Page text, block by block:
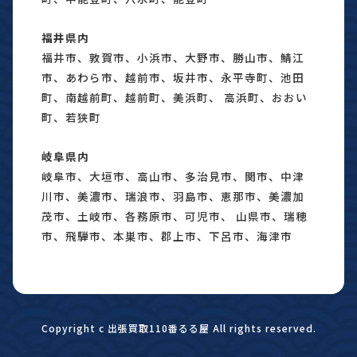
福井県内
福井市、敦賀市、小浜市、大野市、勝山市、鯖江
市、あわら市、越前市、坂井市、永平寺町、池田
町、南越前町、越前町、美浜町、 高浜町、おおい
町、若狭町
岐阜県内
岐阜市、大垣市、高山市、多治見市、関市、中津
川市、美濃市、瑞浪市、羽島市、恵那市、美濃加
茂市、土岐市、各務原市、可児市、 山県市、瑞穂
市、飛騨市、本巣市、郡上市、下呂市、海津市
Copyright c 出張買取110番るる屋 All rights reserved.